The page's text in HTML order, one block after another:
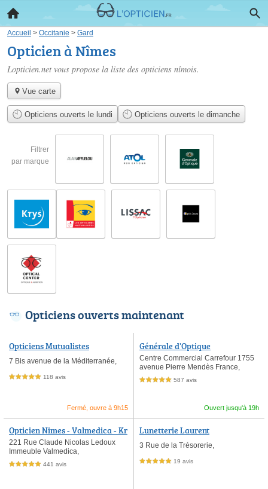
Accueil > Occitanie > Gard
Opticien à Nîmes
Lopticien.net vous propose la liste des opticiens nîmois.
Vue carte
Opticiens ouverts le lundi Opticiens ouverts le dimanche
Filtrer
par marque
Opticiens ouverts maintenant
Opticiens Mutualistes
7 Bis avenue de la Méditerranée,
5,0 étoiles sur 5 118 avis
Fermé, ouvre à 9h15
Générale d'Optique
Centre Commercial Carrefour 1755
avenue Pierre Mendès France,
5,0 étoiles sur 5 587 avis
Ouvert jusqu'à 19h
Opticien Nimes - Valmedica - Kr
ys
221 Rue Claude Nicolas Ledoux
Immeuble Valmedica,
5,0 étoiles sur 5 441 avis
Lunetterie Laurent
3 Rue de la Trésorerie,
5,0 étoiles sur 5 19 avis